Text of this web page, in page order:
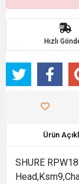
Hızlı
Ürün
SHURE